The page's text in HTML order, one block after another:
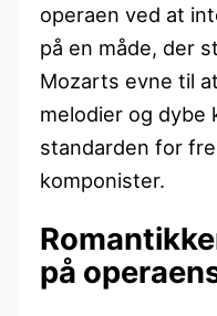
operaen ved at
på en måde, der
Mozarts evne til
melodier og dybe
standarden for
komponister.
på